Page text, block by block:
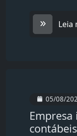
Leia
05/08/